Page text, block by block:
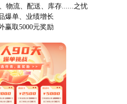
物流、配送、库存......之忧
爆单、业绩增长
赢取5000元奖励